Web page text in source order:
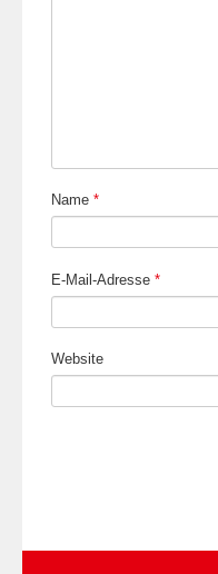
Name *
E-Mail-Adresse *
Website